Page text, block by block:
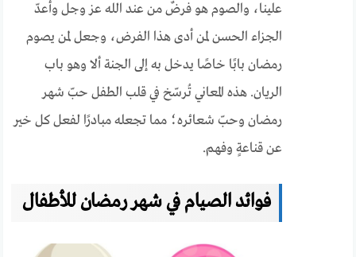
علينا، والصوم هو فرضٌ من عند الله عز وجل وأعدّ
الجزاء الحسن لمن أدى هذا الفرض، وجعل لمن يصوم
رمضان بابًا خاصًا يدخل به إلى الجنة ألا وهو باب
الريان.هذه المعاني تُرسّخ في قلب الطفل حبّ شهر
رمضان وحبّ شعائره؛ مما تجعله مبادرًا لفعل كل خير
عن قناعةٍ وفهم.
فوائد الصيام في شهر رمضان للأطفال